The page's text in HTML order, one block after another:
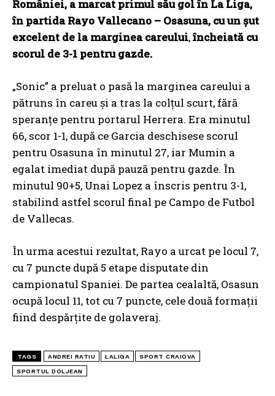
României, a marcat primul său gol în La Liga,
în partida Rayo Vallecano – Osasuna, cu un șut
excelent de la marginea careului,încheiată cu
scorul de 3-1 pentru gazde.
„Sonic” a preluat o pasă la marginea careului a
pătruns în careu și a tras la colțul scurt, fără
speranțe pentru portarul Herrera. Era minutul
66, scor 1-1, după ce Garcia deschisese scorul
pentru Osasuna în minutul 27, iar Mumin a
egalat imediat după pauză pentru gazde. În
minutul 90+5, Unai Lopez a înscris pentru 3-1,
stabilind astfel scorul final pe Campo de Futbol
de Vallecas.
În urma acestui rezultat, Rayo a urcat pe locul 7,
cu 7 puncte după 5 etape disputate din
campionatul Spaniei. De partea cealaltă, Osasun
ocupă locul 11, tot cu 7 puncte, cele două formații
fiind despărțite de golaveraj.
TAGS ANDREI RATIU LALIGA SPORT CRAIOVA
SPORTUL DOLJEAN